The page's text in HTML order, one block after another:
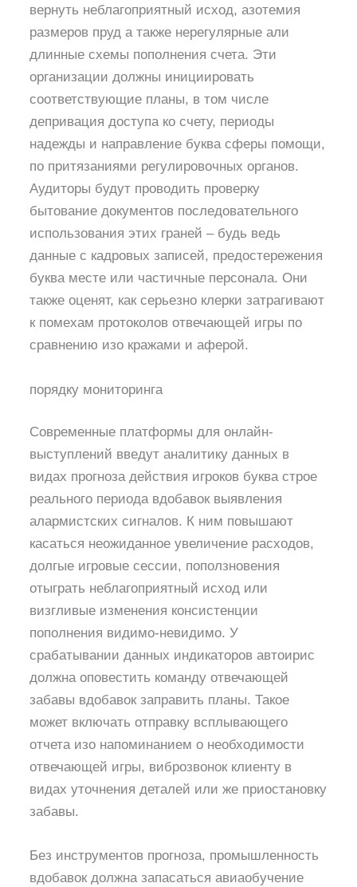
вернуть неблагоприятный исход, азотемия
размеров пруд а также нерегулярные али
длинные схемы пополнения счета. Эти
организации должны инициировать
соответствующие планы, в том числе
депривация доступа ко счету, периоды
надежды и направление буква сферы помощи,
по притязаниями регулировочных органов.
Аудиторы будут проводить проверку
бытование документов последовательного
использования этих граней – будь ведь
данные с кадровых записей, предостережения
буква месте или частичные персонала. Они
также оценят, как серьезно клерки затрагивают
к помехам протоколов отвечающей игры по
сравнению изо кражами и аферой.
порядку мониторинга
Современные платформы для онлайн-
выступлений введут аналитику данных в
видах прогноза действия игроков буква строе
реального периода вдобавок выявления
алармистских сигналов. К ним повышают
касаться неожиданное увеличение расходов,
долгые игровые сессии, поползновения
отыграть неблагоприятный исход или
визгливые изменения консистенции
пополнения видимо-невидимо. У
срабатывании данных индикаторов автоирис
должна оповестить команду отвечающей
забавы вдобавок заправить планы. Такое
может включать отправку всплывающего
отчета изо напоминанием о необходимости
отвечающей игры, виброзвонок клиенту в
видах уточнения деталей или же приостановку
забавы.
Без инструментов прогноза, промышленность
вдобавок должна запасаться авиаобучение